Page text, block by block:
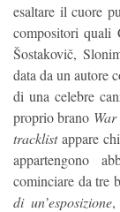
esaltare il cuore
compositori quali
Šostakovič,
data da un autore
di una celebre
proprio brano
tracklistappare
appartengono
cominciare da tre
di un’esposizione,